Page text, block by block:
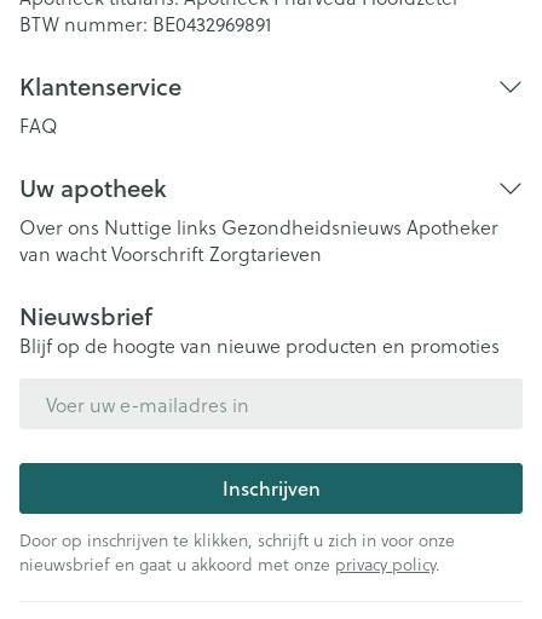
BTW nummer: BE0432969891
Klantenservice
FAQ
Uw apotheek
Over ons Nuttige links Gezondheidsnieuws Apotheker
van wachtVoorschriftZorgtarieven
Nieuwsbrief
Blijf op de hoogte van nieuwe producten en promoties
Inschrijven
Door op inschrijven te klikken, schrijft u zich in voor onze
nieuwsbrief en gaat u akkoord met onze privacy policy.